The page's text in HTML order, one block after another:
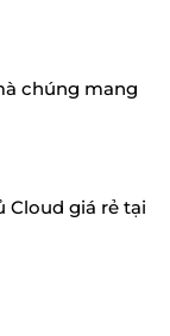
chúng mang
Cloud giá rẻ tại